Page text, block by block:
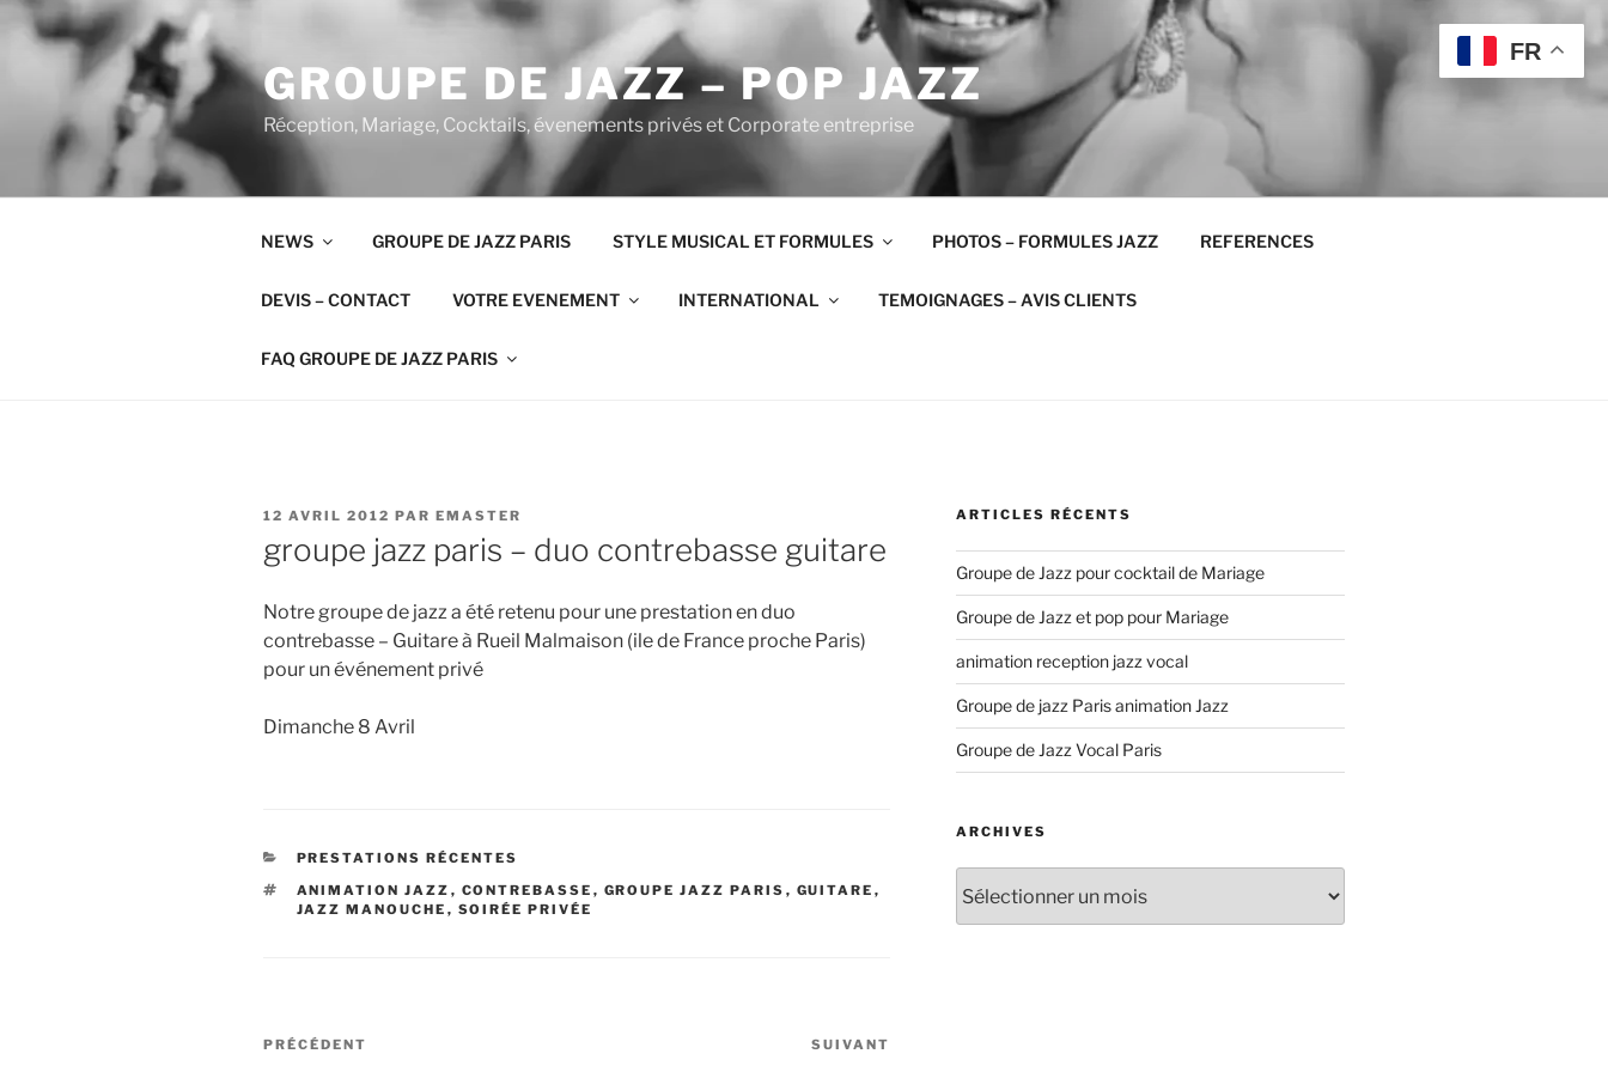
Aller
GROUPE DE JAZZ – POP JAZZ
Réception, Mariage, Cocktails, évenements privés et Corporate entreprise
NEWS GROUPE DE JAZZ PARIS STYLE MUSICAL ET FORMULES PHOTOS – FORMULES JAZZ REFERENCES
DEVIS – CONTACT VOTRE EVENEMENT INTERNATIONAL TEMOIGNAGES – AVIS CLIENTS
FAQ GROUPE DE JAZZ PARIS
PUBLIÉ
12 AVRIL 2012 PAR EMASTER
groupe jazz paris – duo contrebasse guitare
Notre groupe de jazz a été retenu pour une prestation en duo
contrebasse – Guitare à Rueil Malmaison (ile de France proche Paris)
pour un événement privé
Dimanche 8 Avril
CATÉGORIES
PRESTATIONS RÉCENTES
ÉTIQUETTES
ANIMATION JAZZ , CONTREBASSE , GROUPE JAZZ PARIS , GUITARE ,
JAZZ MANOUCHE , SOIRÉE PRIVÉE
Navigation
Article
PRÉCÉDENT SUIVANT
ARTICLES RÉCENTS
Groupe de Jazz pour cocktail de Mariage
Groupe de Jazz et pop pour Mariage
animation reception jazz vocal
Groupe de jazz Paris animation Jazz
Groupe de Jazz Vocal Paris
ARCHIVES
FR